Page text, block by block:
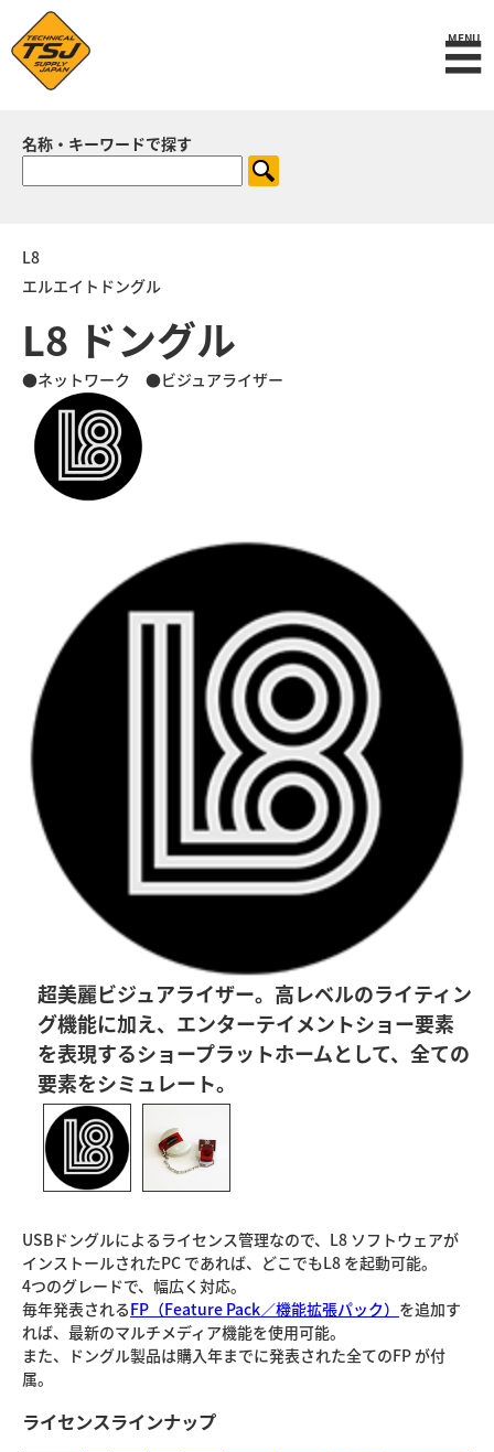
MENU
☰
名称・キーワードで探す
L8
L8 ドングル
エルエイトドングル
●ネットワーク ●ビジュアライザー
超美麗ビジュアライザー。高レベルのライティン
グ機能に加え、エンターテイメントショー要素
を表現するショープラットホームとして、全ての
要素をシミュレート。
USBドングルによるライセンス管理なので、L8 ソフトウェアが
インストールされたPC であれば、どこでもL8 を起動可能。
4つのグレードで、幅広く対応。
毎年発表されるFP（Feature Pack／機能拡張パック） を追加す
れば、最新のマルチメディア機能を使用可能。
また、ドングル製品は購入年までに発表された全てのFP が付
属。
ライセンスラインナップ